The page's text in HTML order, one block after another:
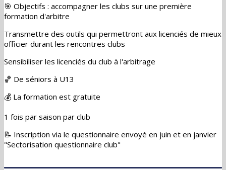
🎯 Objectifs : accompagner les clubs sur une première
formation d'arbitre
Transmettre des outils qui permettront aux licenciés de mieux
officier durant les rencontres clubs
Sensibiliser les licenciés du club à l'arbitrage
🏀 De séniors à U13
💰 La formation est gratuite
1 fois par saison par club
📝 Inscription via le questionnaire envoyé en juin et en janvier
"Sectorisation questionnaire club"